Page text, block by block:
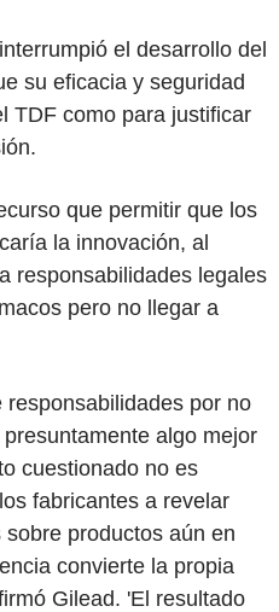
el desarrollo del
su eficacia y seguridad
TDF como para justificar
que permitir que los
la innovación, al
responsabilidades legales
pero no llegar a
por no
algo mejor
cuestionado no es
fabricantes a revelar
productos aún en
convierte la propia
Gilead. 'El resultado